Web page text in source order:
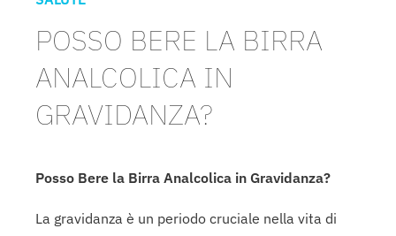
POSSO BERE LA BIRRA
ANALCOLICA IN
GRAVIDANZA?
Posso Bere la Birra Analcolica in Gravidanza?
La gravidanza è un periodo cruciale nella vita di